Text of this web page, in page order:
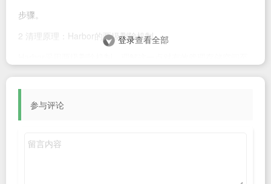
步骤。
2 清理原理：Harbor的两级删除机制
关重要：
软删除（标记删除）
Harbor只是移除了镜像的
理文件（blobs）。这就是为什么删除镜像后磁盘空间似乎没有
登录查看全部
参与评论